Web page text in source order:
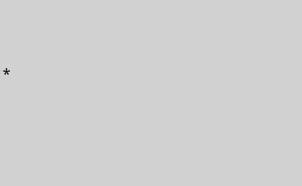
*